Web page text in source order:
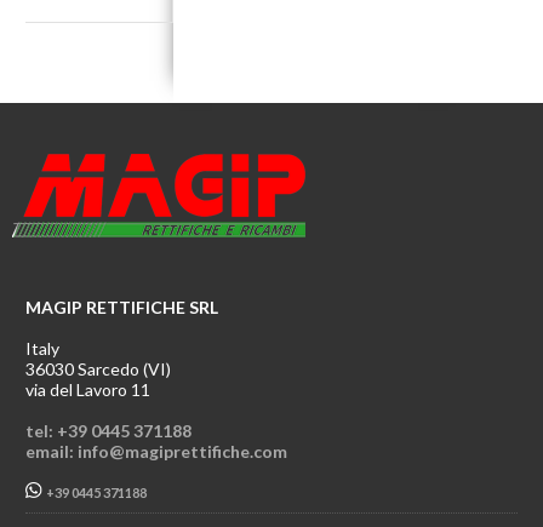
MAGIP RETTIFICHE SRL
Italy
36030 Sarcedo (VI)
via del Lavoro 11
tel: +39 0445 371188
email: info@magiprettifiche.com
+39 0445 371188